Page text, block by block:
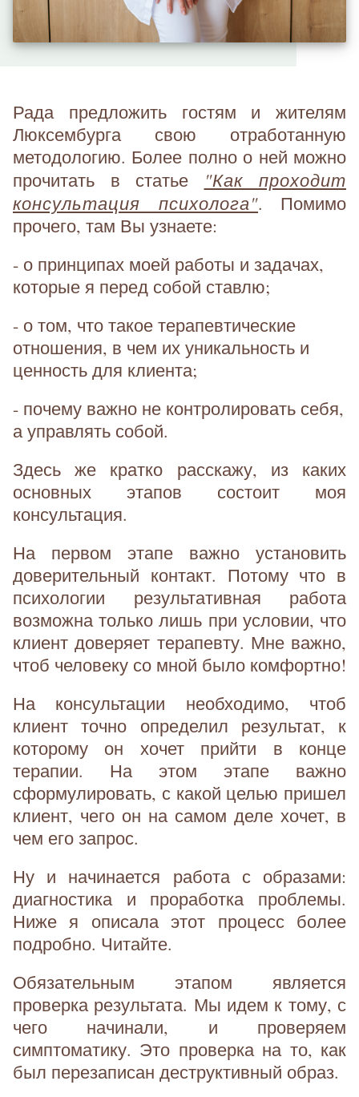
Рада предложить гостям и жителям
Люксембурга свою отработанную
методологию. Более полно о ней можно
прочитать в статье
"Как проходит
консультация психолога". Помимо
прочего, там Вы узнаете:
- о принципах моей работы и задачах,
которые я перед собой ставлю;
- о том, что такое терапевтические
отношения, в чем их уникальность и
ценность для клиента;
- почему важно не контролировать себя,
а управлять собой.
Здесь же кратко расскажу, из каких
основных этапов состоит моя
консультация.
На первом этапе важно установить
доверительный контакт. Потому что в
психологии результативная работа
возможна только лишь при условии, что
клиент доверяет терапевту. Мне важно,
чтоб человеку со мной было комфортно!
На консультации необходимо, чтоб
клиент точно определил результат, к
которому он хочет прийти в конце
терапии. На этом этапе важно
сформулировать, с какой целью пришел
клиент, чего он на самом деле хочет, в
чем его запрос.
Ну и начинается работа с образами:
диагностика и проработка проблемы.
Ниже я описала этот процесс более
подробно. Читайте.
Обязательным этапом является
проверка результата. Мы идем к тому, с
чего начинали, и проверяем
симптоматику. Это проверка на то, как
был перезаписан деструктивный образ.